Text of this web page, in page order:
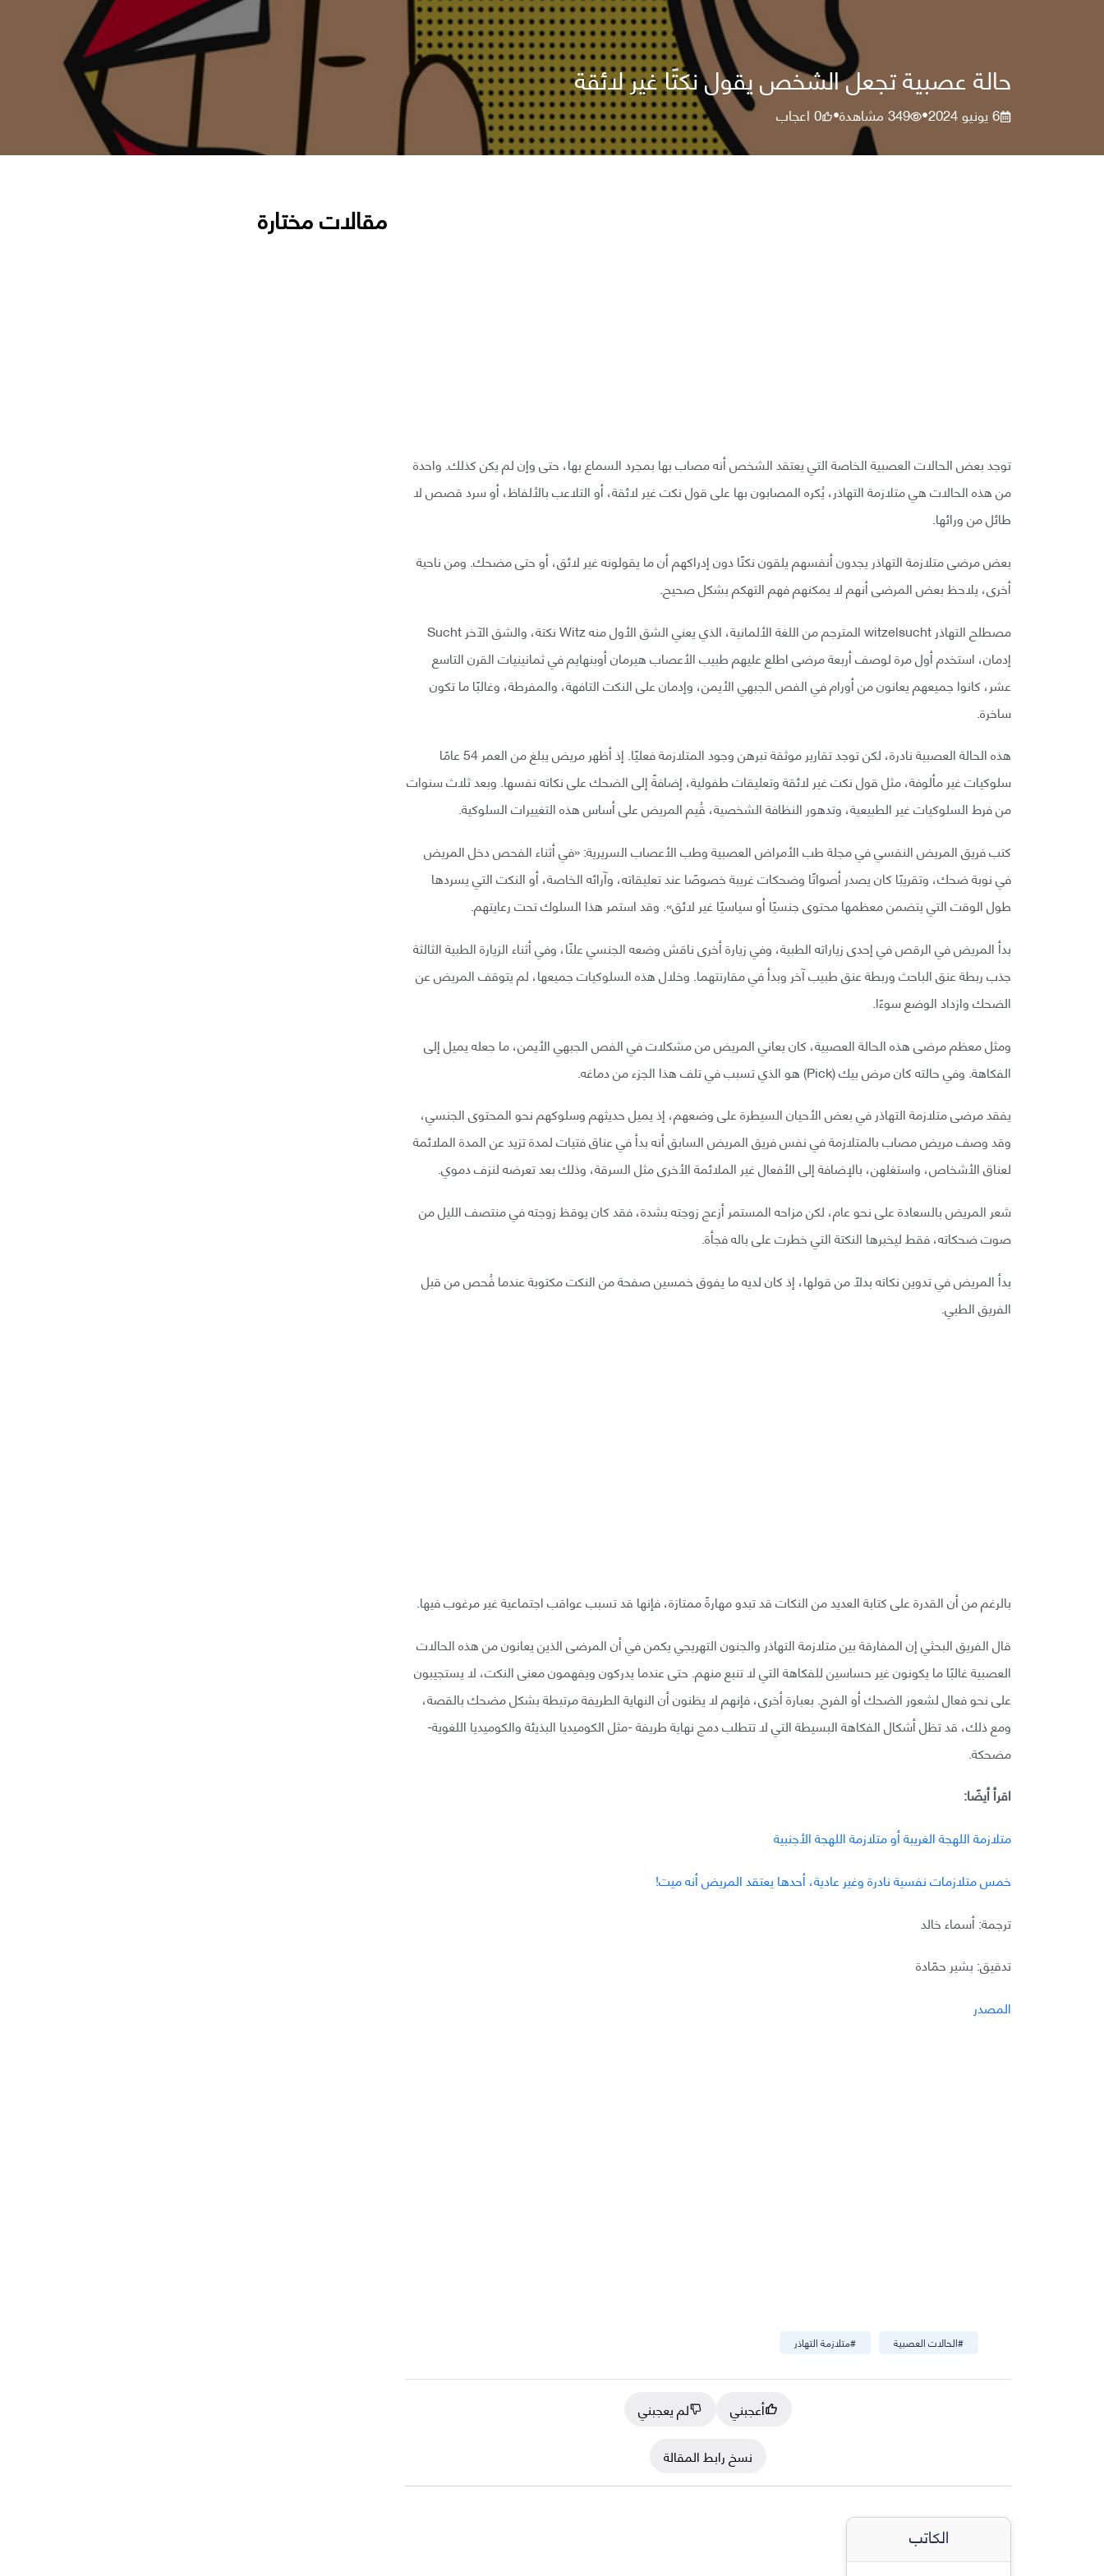
حالة عصبية تجعل الشخص يقول نكتًا غير لائقة
6 يونيو 2024 •
349مشاهدة•
0اعجاب
توجد بعض الحالات العصبية الخاصة التي يعتقد الشخص أنه مصاب بها بمجرد السماع بها، حتى وإن لم يكن كذلك. واحدة
من هذه الحالات هي متلازمة التهاذر، يُكره المصابون بها على قول نكت غير لائقة، أو التلاعب بالألفاظ، أو سرد قصص لا
طائل من ورائها.
بعض مرضى متلازمة التهاذر يجدون أنفسهم يلقون نكتًا دون إدراكهم أن ما يقولونه غير لائق، أو حتى مضحك. ومن ناحية
أخرى، يلاحظ بعض المرضى أنهم لا يمكنهم فهم التهكم بشكل صحيح.
مصطلح التهاذر witzelsucht المترجم من اللغة الألمانية، الذي يعني الشق الأول منه Witz نكتة، والشق الآخر Sucht
إدمان، استخدم أول مرة لوصف أربعة مرضى اطلع عليهم طبيب الأعصاب هيرمان أوبنهايم في ثمانينيات القرن التاسع
عشر، كانوا جميعهم يعانون من أورام في الفص الجبهي الأيمن، وإدمان على النكت التافهة، والمفرطة، وغالبًا ما تكون
ساخرة.
هذه الحالة العصبية نادرة، لكن توجد تقارير موثقة تبرهن وجود المتلازمة فعليًا. إذ أظهر مريض يبلغ من العمر 54 عامًا
سلوكيات غير مألوفة، مثل قول نكت غير لائقة وتعليقات طفولية، إضافةً إلى الضحك على نكاته نفسها. وبعد ثلاث سنوات
من فرط السلوكيات غير الطبيعية، وتدهور النظافة الشخصية، قُيم المريض على أساس هذه التغييرات السلوكية.
كتب فريق المريض النفسي في مجلة طب الأمراض العصبية وطب الأعصاب السريرية: «في أثناء الفحص دخل المريض
في نوبة ضحك، وتقريبًا كان يصدر أصواتًا وضحكات غريبة خصوصًا عند تعليقاته، وآرائه الخاصة، أو النكت التي يسردها
طول الوقت التي يتضمن معظمها محتوى جنسيًا أو سياسيًا غير لائق». وقد استمر هذا السلوك تحت رعايتهم.
بدأ المريض في الرقص في إحدى زياراته الطبية، وفي زيارة أخرى ناقش وضعه الجنسي علنًا، وفي أثناء الزيارة الطبية الثالثة
جذب ربطة عنق الباحث وربطة عنق طبيب آخر وبدأ في مقارنتهما. وخلال هذه السلوكيات جميعها، لم يتوقف المريض عن
الضحك وازداد الوضع سوءًا.
ومثل معظم مرضى هذه الحالة العصبية، كان يعاني المريض من مشكلات في الفص الجبهي الأيمن، ما جعله يميل إلى
الفكاهة. وفي حالته كان مرض بيك (Pick) هو الذي تسبب في تلف هذا الجزء من دماغه.
يفقد مرضى متلازمة التهاذر في بعض الأحيان السيطرة على وضعهم، إذ يميل حديثهم وسلوكهم نحو المحتوى الجنسي،
وقد وصف مريض مصاب بالمتلازمة في نفس فريق المريض السابق أنه بدأ في عناق فتيات لمدة تزيد عن المدة الملائمة
لعناق الأشخاص، واستغلهن، بالإضافة إلى الأفعال غير الملائمة الأخرى مثل السرقة، وذلك بعد تعرضه لنزف دموي.
شعر المريض بالسعادة على نحو عام، لكن مزاحه المستمر أزعج زوجته بشدة، فقد كان يوقظ زوجته في منتصف الليل من
صوت ضحكاته، فقط ليخبرها النكتة التي خطرت على باله فجأة.
بدأ المريض في تدوين نكاته بدلًا من قولها، إذ كان لديه ما يفوق خمسين صفحة من النكت مكتوبة عندما فُحص من قبل
الفريق الطبي.
بالرغم من أن القدرة على كتابة العديد من النكات قد تبدو مهارةً ممتازة، فإنها قد تسبب عواقب اجتماعية غير مرغوب فيها.
قال الفريق البحثي إن المفارقة بين متلازمة التهاذر والجنون التهريجي يكمن في أن المرضى الذين يعانون من هذه الحالات
العصبية غالبًا ما يكونون غير حساسين للفكاهة التي لا تنبع منهم. حتى عندما يدركون ويفهمون معنى النكت، لا يستجيبون
على نحو فعال لشعور الضحك أو الفرح. بعبارة أخرى، فإنهم لا يظنون أن النهاية الطريفة مرتبطة بشكل مضحك بالقصة،
ومع ذلك، قد تظل أشكال الفكاهة البسيطة التي لا تتطلب دمج نهاية طريفة -مثل الكوميديا البذيئة والكوميديا اللغوية-
مضحكة.
اقرأ أيضًا:
متلازمة اللهجة الغريبة أو متلازمة اللهجة الأجنبية
خمس متلازمات نفسية نادرة وغير عادية، أحدها يعتقد المريض أنه ميت!
ترجمة: أسماء خالد
تدقيق: بشير حمّادة
المصدر
#متلازمة التهاذر #الحالات العصبية
أعجبني
لم يعجبني
نسخ رابط المقالة
الكاتب
مقالات مختارة